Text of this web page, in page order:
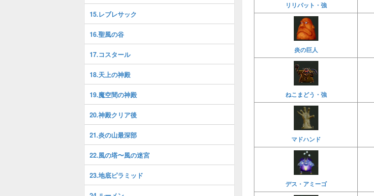
リリパット・強
炎の巨人
ねこまどう・強
マドハンド
デス・アミーゴ
15.レブレサック
16.聖風の谷
17.コスタール
18.天上の神殿
19.魔空間の神殿
20.神殿クリア後
21.炎の山最深部
22.風の塔〜風の迷宮
23.地底ピラミッド